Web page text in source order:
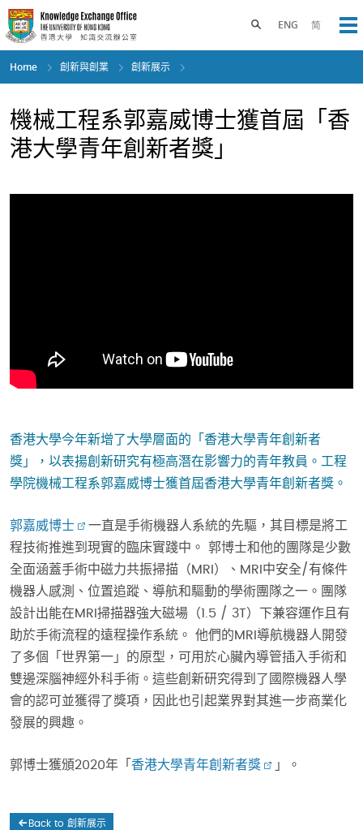
Skip
to
main
content
ENG 简
Toggle search panel
Home 創新與創業 創新展示
機械工程系郭嘉威博士獲首屆「香
港大學青年創新者獎」
香港大學今年新增了大學層面的「香港大學青年創新者
獎」，以表揚創新研究有極高潛在影響力的青年教員。工程
學院機械工程系郭嘉威博士獲首屆香港大學青年創新者獎。
郭嘉威博士
一直是手術機器人系統的先驅，其目標是將工
程技術推進到現實的臨床實踐中。 郭博士和他的團隊是少數
全面涵蓋手術中磁力共振掃描（MRI）、MRI中安全/有條件
機器人感測、位置追蹤、導航和驅動的學術團隊之一。團隊
設計出能在MRI掃描器強大磁場（1.5 / 3T）下兼容運作且有
助於手術流程的遠程操作系統。 他們的MRI導航機器人開發
了多個「世界第一」的原型，可用於心臟內導管插入手術和
雙邊深腦神經外科手術。這些創新研究得到了國際機器人學
會的認可並獲得了獎項，因此也引起業界對其進一步商業化
發展的興趣。
郭博士獲頒2020年「 香港大學青年創新者獎 」。
Back to 創新展示